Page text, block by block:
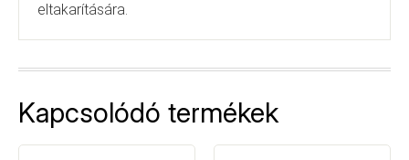
eltakarítására.
Kapcsolódó termékek